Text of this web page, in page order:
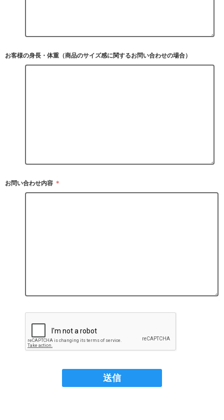
お客様の身長・体重（商品のサイズ感に関するお問い合わせの場合）
お問い合わせ内容 ＊